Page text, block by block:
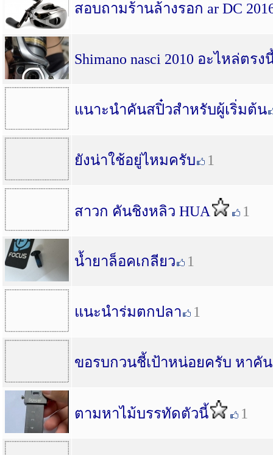
สอบถามร้านล้างรอก ar DC
Shimano nasci 2010 อะไหล่ตร
แนาะนำคันสปิ๋วสำหรับผู้เริ่มต้น
ยังน่าใช้อยู่ไหมครับ 1
สาวก คันชิงหลิว HUA 1
น้ำยาล็อคเกลียว 1
แนะนำร่มตกปลา 1
ขอรบกวนชี้เป้าหน่อยครับ หาคั
ตามหาไม้บรรทัดตัวนี้ 1